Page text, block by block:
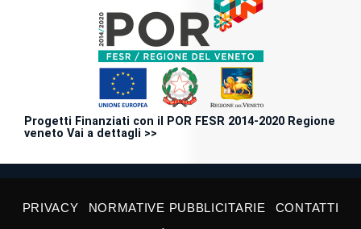
Progetti Finanziati con il POR FESR 2014-2020 Regione
veneto Vai a dettagli >>
PRIVACY NORMATIVE PUBBLICITARIE
CONTATTI